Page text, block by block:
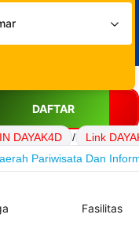
DAFTAR
DAYAK4D /
Link
Pariwisata Dan
Fasilitas